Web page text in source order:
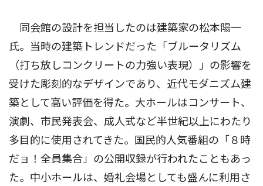
同会館の設計を担当したのは建築家の松本陽一
氏。当時の建築トレンドだった「ブルータリズム
（打ち放しコンクリートの力強い表現）」の影響を
受けた彫刻的なデザインであり、近代モダニズム建
築として高い評価を得た。大ホールはコンサート、
演劇、市民発表会、成人式など半世紀以上にわたり
多目的に使用されてきた。国民的人気番組の「８時
だョ！全員集合」の公開収録が行われたこともあっ
た。中小ホールは、婚礼会場としても盛んに利用さ